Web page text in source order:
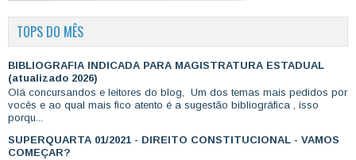
TOPS DO MÊS
BIBLIOGRAFIA INDICADA PARA MAGISTRATURA ESTADUAL
(atualizado 2026)
Olá concursandos e leitores do blog, Um dos temas mais pedidos por
vocês e ao qual mais fico atento é a sugestão bibliográfica , isso
porqu...
SUPERQUARTA 01/2021 - DIREITO CONSTITUCIONAL - VAMOS
COMEÇAR?